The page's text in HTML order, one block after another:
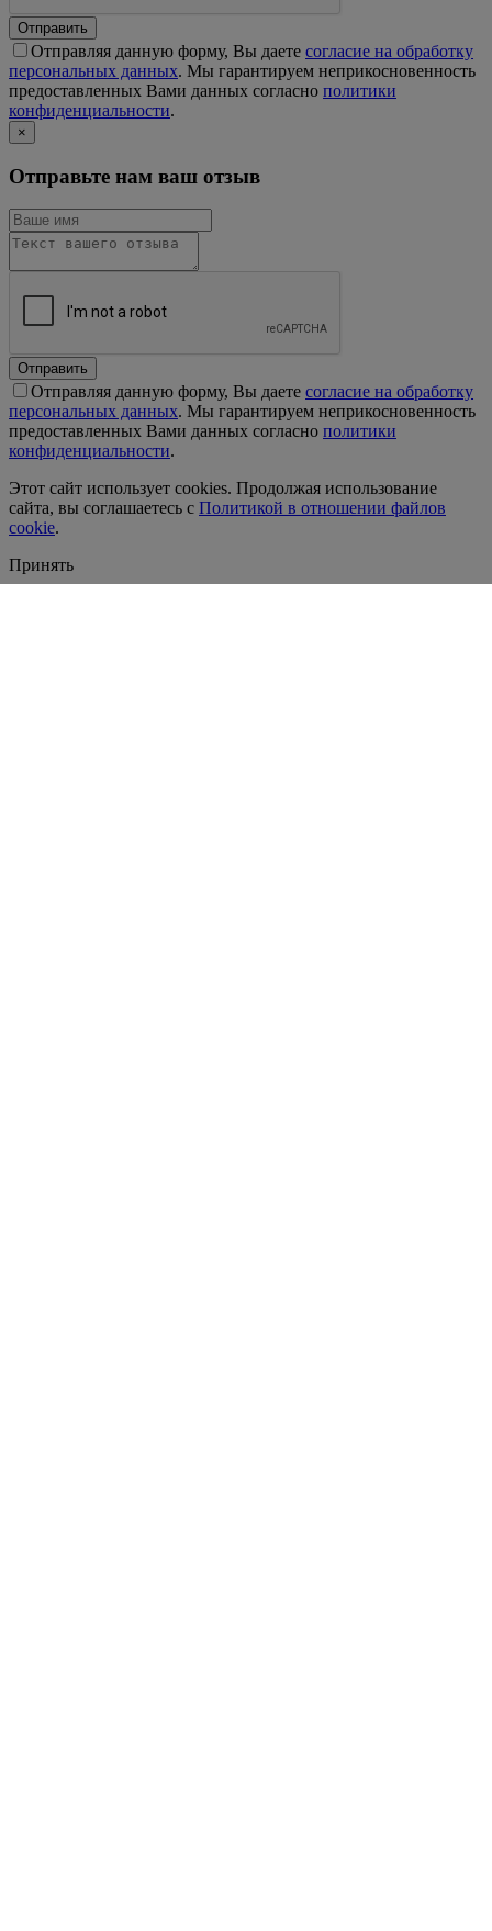
Отправить
Отправляя данную форму, Вы даете согласие на обработку
персональных данных. Мы гарантируем неприкосновенность
предоставленных Вами данных согласно политики
конфиденциальности.
×
Отправьте нам ваш отзыв
Отправить
Отправляя данную форму, Вы даете согласие на обработку
персональных данных. Мы гарантируем неприкосновенность
предоставленных Вами данных согласно политики
конфиденциальности.
Этот сайт использует cookies. Продолжая использование
сайта, вы соглашаетесь с Политикой в отношении файлов
cookie.
Принять